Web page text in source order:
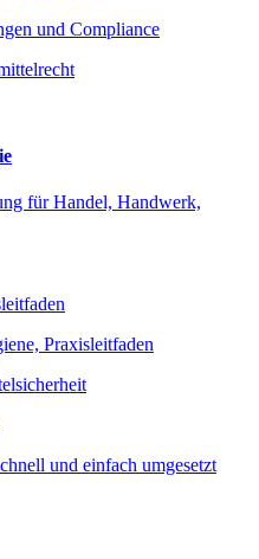
und Compliance
für Handel, Handwerk,
Praxisleitfaden
und einfach umgesetzt